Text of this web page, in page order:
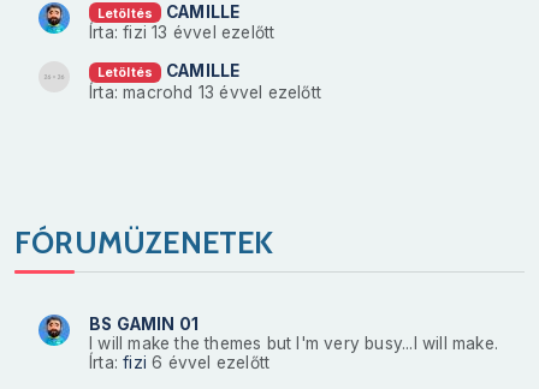
Letöltés
CAMILLE
Írta: fizi13 évvel ezelőtt
Letöltés
CAMILLE
Írta: macrohd 13 évvel ezelőtt
FÓRUMÜZENETEK
BS GAMIN 01
I will make the themes but I'm very busy...I will make.
Írta:fizi 6 évvel ezelőtt